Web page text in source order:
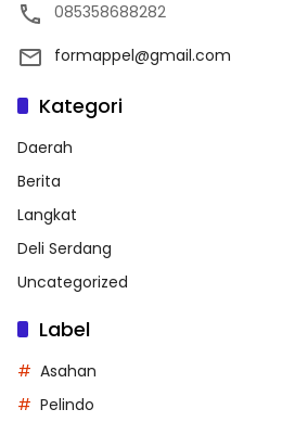
085358688282
formappel@gmail.com
Kategori
Daerah
Berita
Langkat
Deli Serdang
Uncategorized
Label
Asahan
Pelindo